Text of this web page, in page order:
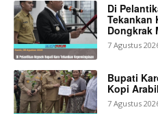
Di
Tekankan
Dongkrak
7 Agustus
Bupati
Kopi
7 Agustus